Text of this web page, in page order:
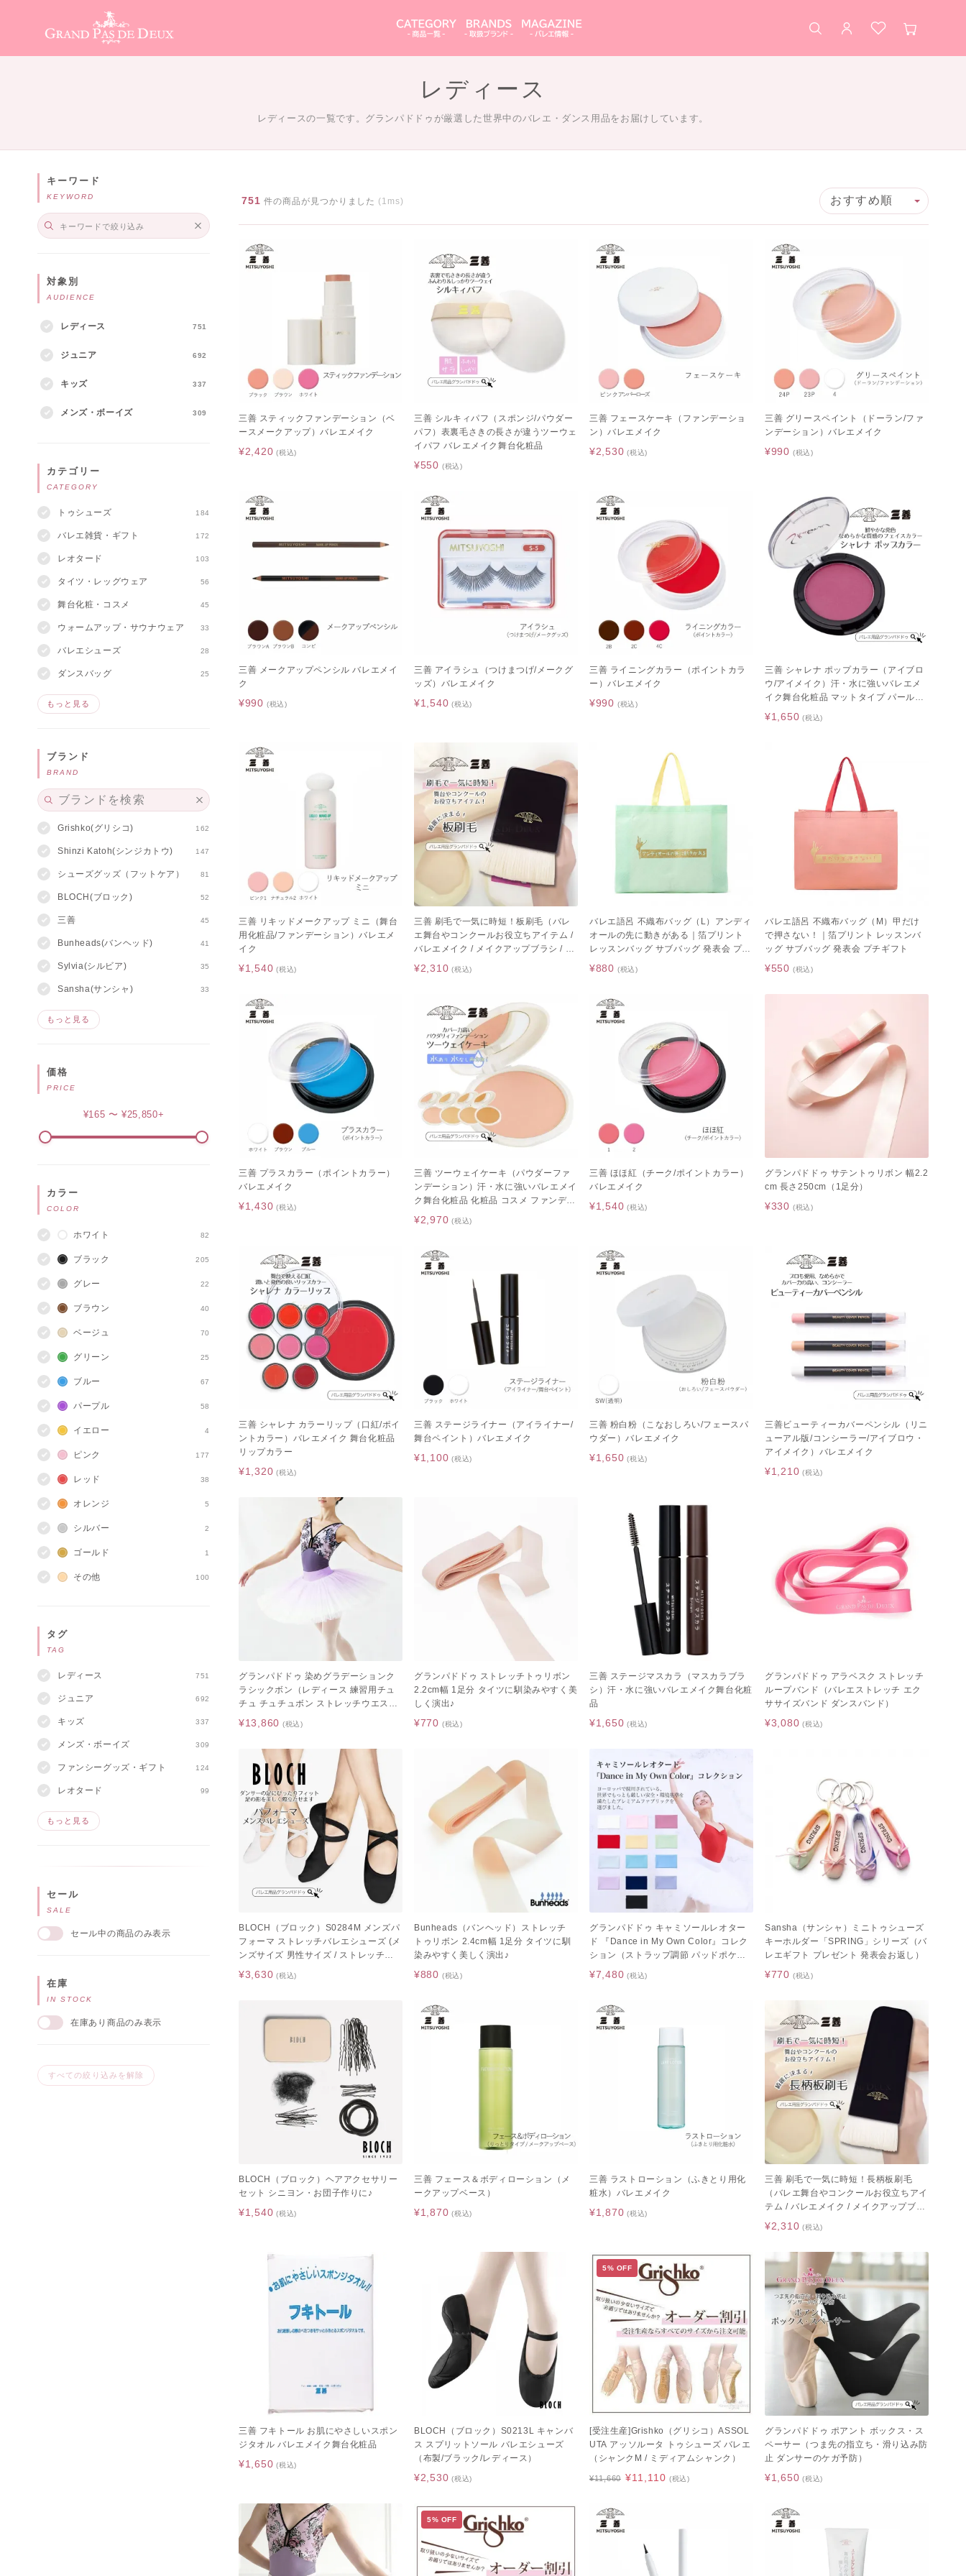
検索 アカウントお気に入り
カート
レディース
レディースの一覧です。グランパドドゥが厳選した世界中のバレエ・ダンス用品をお届けしています。
キーワード
KEYWORD
対象別
AUDIENCE
レディース 751
ジュニア 692
キッズ 337
メンズ・ボーイズ 309
カテゴリー
CATEGORY
トゥシューズ 184
バレエ雑貨・ギフト 172
レオタード 103
タイツ・レッグウェア 56
舞台化粧・コスメ 45
ウォームアップ・サウナウェア 33
バレエシューズ 28
ダンスバッグ 25
もっと見る
ブランド
BRAND
Grishko(グリシコ) 162
Shinzi Katoh(シンジカトウ) 147
シューズグッズ（フットケア） 81
BLOCH(ブロック) 52
三善 45
Bunheads(バンヘッド) 41
Sylvia(シルビア) 35
Sansha(サンシャ) 33
もっと見る
価格
PRICE
¥165 〜 ¥25,850+
カラー
COLOR
ホワイト 82
ブラック 205
グレー 22
ブラウン 40
ベージュ 70
グリーン 25
ブルー 67
パープル 58
イエロー 4
ピンク 177
レッド 38
オレンジ 5
シルバー 2
ゴールド 1
その他 100
タグ
TAG
レディース 751
ジュニア 692
キッズ 337
メンズ・ボーイズ 309
ファンシーグッズ・ギフト 124
レオタード 99
もっと見る
セール
SALE
セール中の商品のみ表示
在庫
IN STOCK
在庫あり商品のみ表示
すべての絞り込みを解除
751 件の商品が見つかりました (1ms)
三善 スティックファンデーション（ベ
ースメークアップ）バレエメイク
¥2,420 (税込)
三善 シルキィパフ（スポンジ/パウダー
パフ）表裏毛さきの長さが違うツーウェ
イパフ バレエメイク舞台化粧品
¥550 (税込)
三善 フェースケーキ（ファンデーショ
ン）バレエメイク
¥2,530 (税込)
三善 グリースペイント（ドーラン/ファ
ンデーション）バレエメイク
¥990 (税込)
三善 メークアップペンシル バレエメイ
ク
¥990 (税込)
三善 アイラシュ（つけまつげ/メークグ
ッズ）バレエメイク
¥1,540 (税込)
三善 ライニングカラー（ポイントカラ
ー）バレエメイク
¥990 (税込)
三善 シャレナ ポップカラー（アイブロ
ウ/アイメイク）汗・水に強いバレエメ
イク舞台化粧品 マットタイプ パールタ
イプ アイシャドウ アイブロウ チーク
¥1,650 (税込)
三善 リキッドメークアップ ミニ（舞台
用化粧品/ファンデーション）バレエメ
イク
¥1,540 (税込)
三善 刷毛で一気に時短！板刷毛（バレ
エ舞台やコンクールお役立ちアイテム /
バレエメイク / メイクアップブラシ / は
け）
¥2,310 (税込)
バレエ語呂 不織布バッグ（L）アンディ
オールの先に動きがある｜箔プリント
レッスンバッグ サブバッグ 発表会 プチ
ギフト
¥880 (税込)
バレエ語呂 不織布バッグ（M）甲だけ
で押さない！｜箔プリント レッスンバ
ッグ サブバッグ 発表会 プチギフト
¥550 (税込)
三善 プラスカラー（ポイントカラー）
バレエメイク
¥1,430 (税込)
三善 ツーウェイケーキ（パウダーファ
ンデーション）汗・水に強いバレエメイ
ク舞台化粧品 化粧品 コスメ ファンデ
ファンデーション カバー力 毛穴
¥2,970 (税込)
三善 ほほ紅（チーク/ポイントカラー）
バレエメイク
¥1,540 (税込)
グランパドドゥ サテントゥリボン 幅2.2
cm 長さ250cm（1足分）
¥330 (税込)
三善 シャレナ カラーリップ（口紅/ポイ
ントカラー）バレエメイク 舞台化粧品
リップカラー
¥1,320 (税込)
三善 ステージライナー（アイライナー/
舞台ペイント）バレエメイク
¥1,100 (税込)
三善 粉白粉（こなおしろい/フェースパ
ウダー）バレエメイク
¥1,650 (税込)
三善ビューティーカバーペンシル（リニ
ューアル版/コンシーラー/アイブロウ・
アイメイク）バレエメイク
¥1,210 (税込)
グランパドドゥ 染めグラデーションク
ラシックボン（レディース 練習用チュ
チュ チュチュボン ストレッチウエス
ト）
¥13,860 (税込)
グランパドドゥ ストレッチトゥリボン
2.2cm幅 1足分 タイツに馴染みやすく美
しく演出♪
¥770 (税込)
三善 ステージマスカラ（マスカラブラ
シ）汗・水に強いバレエメイク舞台化粧
品
¥1,650 (税込)
グランパドドゥ アラベスク ストレッチ
ループバンド（バレエストレッチ エク
ササイズバンド ダンスバンド）
¥3,080 (税込)
BLOCH（ブロック）S0284M メンズパ
フォーマ ストレッチバレエシューズ (メ
ンズサイズ 男性サイズ / ストレッチバ
レエシューズ / ブラック / ホワイト)
¥3,630 (税込)
Bunheads（バンヘッド）ストレッチ
トゥリボン 2.4cm幅 1足分 タイツに馴
染みやすく美しく演出♪
¥880 (税込)
グランパドドゥ キャミソールレオター
ド 『Dance in My Own Color』コレク
ション（ストラップ調節 パッドポケッ
ト付き / ジュニア サイズ 大人サイズ /
バレエレオタード）
¥7,480 (税込)
Sansha（サンシャ）ミニトゥシューズ
キーホルダー「SPRING」シリーズ（バ
レエギフト プレゼント 発表会お返し）
¥770 (税込)
BLOCH（ブロック）ヘアアクセサリー
セット シニヨン・お団子作りに♪
¥1,540 (税込)
三善 フェース＆ボディローション（メ
ークアップベース）
¥1,870 (税込)
三善 ラストローション（ふきとり用化
粧水）バレエメイク
¥1,870 (税込)
三善 刷毛で一気に時短！長柄板刷毛
（バレエ舞台やコンクールお役立ちアイ
テム / バレエメイク / メイクアップブラ
シ / はけ）
¥2,310 (税込)
三善 フキトール お肌にやさしいスポン
ジタオル バレエメイク舞台化粧品
¥1,650 (税込)
BLOCH（ブロック）S0213L キャンバ
ス スプリットソール バレエシューズ
（布製/ブラック/レディース）
¥2,530 (税込)
5% OFF
[受注生産]Grishko（グリシコ）ASSOL
UTA アッソルータ トゥシューズ バレエ
（シャンクM / ミディアムシャンク）
¥11,660 ¥11,110 (税込)
グランパドドゥ ポアント ボックス・ス
ペーサー（つま先の指立ち・滑り込み防
止 ダンサーのケガ予防）
¥1,650 (税込)
5% OFF